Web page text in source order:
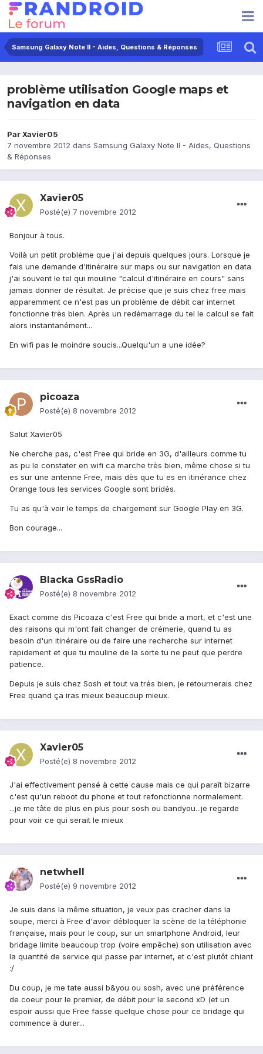
Samsung Galaxy Note II - Aides, Questions & Réponses
problème utilisation Google maps et
navigation en data
ParXavier05
7 novembre 2012 dans Samsung Galaxy Note II - Aides, Questions
& Réponses
Xavier05
Posté(e) 7 novembre 2012
Bonjour à tous.
Voilà un petit problème que j'ai depuis quelques jours. Lorsque je
fais une demande d'itinéraire sur maps ou sur navigation en data
j'ai souvent le tel qui mouline "calcul d'itinéraire en cours" sans
jamais donner de résultat. Je précise que je suis chez free mais
apparemment ce n'est pas un problème de débit car internet
fonctionne très bien. Après un redémarrage du tel le calcul se fait
alors instantanément...
En wifi pas le moindre soucis...Quelqu'un a une idée?
picoaza
Posté(e) 8 novembre 2012
Salut Xavier05
Ne cherche pas, c'est Free qui bride en 3G, d'ailleurs comme tu
as pu le constater en wifi ca marche très bien, même chose si tu
es sur une antenne Free, mais dès que tu es en itinérance chez
Orange tous les services Google sont bridés.
Tu as qu'à voir le temps de chargement sur Google Play en 3G.
Bon courage...
Blacka GssRadio
Posté(e) 8 novembre 2012
Exact comme dis Picoaza c'est Free qui bride a mort, et c'est une
des raisons qui m'ont fait changer de crémerie, quand tu as
besoin d'un itinéraire ou de faire une recherche sur internet
rapidement et que tu mouline de la sorte tu ne peut que perdre
patience.
Depuis je suis chez Sosh et tout va trés bien, je retournerais chez
Free quand ça iras mieux beaucoup mieux.
Xavier05
Posté(e) 8 novembre 2012
J'ai effectivement pensé à cette cause mais ce qui paraît bizarre
c'est qu'un reboot du phone et tout refonctionne normalement.
...je me tâte de plus en plus pour sosh ou bandyou...je regarde
pour voir ce qui serait le mieux
netwhell
Posté(e) 9 novembre 2012
Je suis dans la même situation, je veux pas cracher dans la
soupe, merci à Free d'avoir débloquer la scène de la téléphonie
française, mais pour le coup, sur un smartphone Android, leur
bridage limite beaucoup trop (voire empêche) son utilisation avec
la quantité de service qui passe par internet, et c'est plutôt chiant
:/
Du coup, je me tate aussi b&you ou sosh, avec une préférence
de coeur pour le premier, de débit pour le second xD (et un
espoir aussi que Free fasse quelque chose pour ce bridage qui
commence à durer...